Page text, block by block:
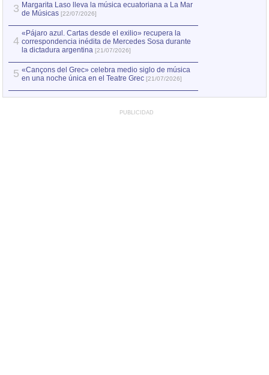
3 Margarita Laso lleva la música ecuatoriana a La Mar
de Músicas [22/07/2026]
4
«Pájaro azul. Cartas desde el exilio» recupera la
correspondencia inédita de Mercedes Sosa durante
la dictadura argentina [21/07/2026]
5 «Cançons del Grec» celebra medio siglo de música
en una noche única en el Teatre Grec [21/07/2026]
PUBLICIDAD